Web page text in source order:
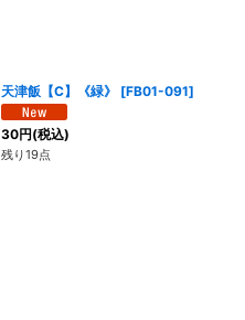
天津飯【C】《緑》 [FB01-091]
30円(税込)
残り19点